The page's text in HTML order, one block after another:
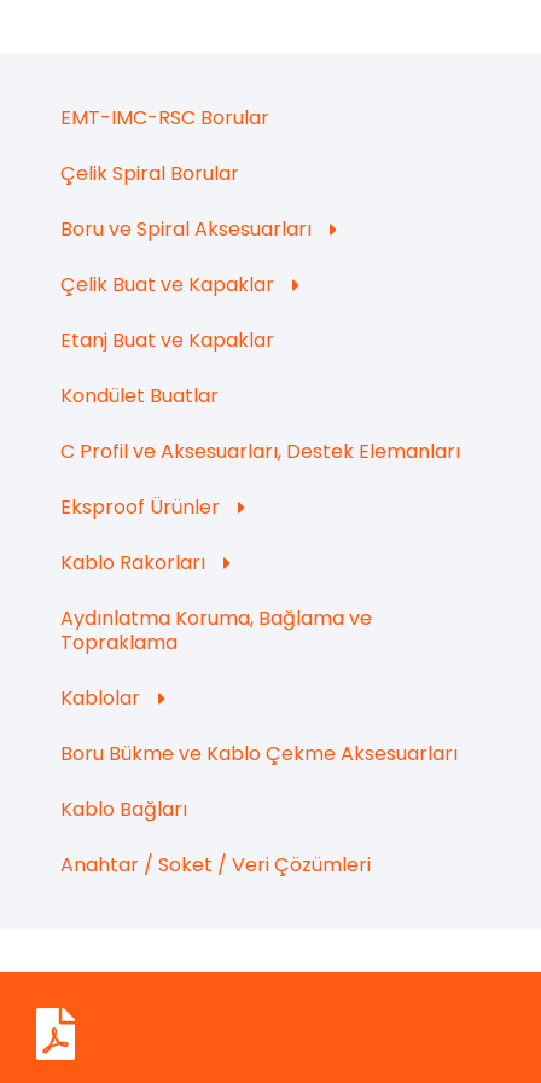
EMT-IMC-RSC Borular
Çelik Spiral Borular
Boru ve Spiral Aksesuarları
Çelik Buat ve Kapaklar
Etanj Buat ve Kapaklar
Kondület Buatlar
C Profil ve Aksesuarları, Destek Elemanları
Eksproof Ürünler
Kablo Rakorları
Aydınlatma Koruma, Bağlama ve
Topraklama
Kablolar
Boru Bükme ve Kablo Çekme Aksesuarları
Kablo Bağları
Anahtar / Soket / Veri Çözümleri